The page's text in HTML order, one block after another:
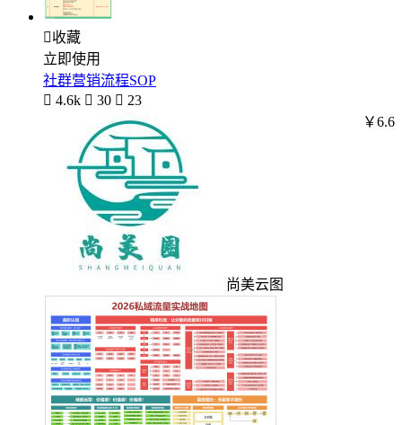
收藏
立即使用
社群营销流程SOP
 4.6k  30  23
尚美云图
￥6.6